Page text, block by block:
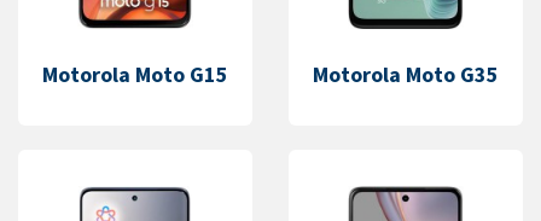
Motorola Moto G15 Motorola Moto G35